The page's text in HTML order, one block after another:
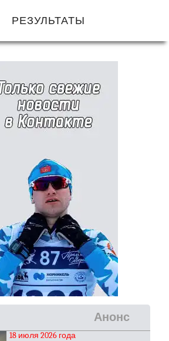
РЕЗУЛЬТАТЫ
Анонс
18 июля 2026 года